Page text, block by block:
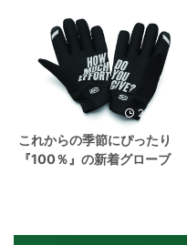
2022/12/10
これからの季節にぴったり
『100％』の新着グローブ